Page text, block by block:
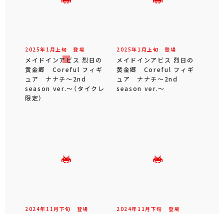
2025年 1 月 上旬 登場
メイドインアビス 烈日の
黄金郷 Coreful フィギ
ュア ナナチ～2nd
season ver.～（タイクレ
限定）
2025年 1 月 上旬 登場
メイドインアビス 烈日の
黄金郷 Coreful フィギ
ュア ナナチ～2nd
season ver.～
2024年 11 月 下旬 登場 2024年 11 月 下旬 登場